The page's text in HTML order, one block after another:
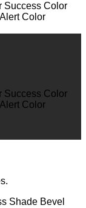
Success Color
Alert Color
Success Color
Alert Color
Shade Bevel